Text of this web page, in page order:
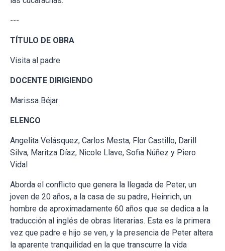
---
TÍTULO DE OBRA
Visita al padre
DOCENTE DIRIGIENDO
Marissa Béjar
ELENCO
Angelita Velásquez, Carlos Mesta, Flor Castillo, Darill
Silva, Maritza Díaz, Nicole Llave, Sofia Núñez y Piero
Vidal
Aborda el conflicto que genera la llegada de Peter, un
joven de 20 años, a la casa de su padre, Heinrich, un
hombre de aproximadamente 60 años que se dedica a la
traducción al inglés de obras literarias. Esta es la primera
vez que padre e hijo se ven, y la presencia de Peter altera
la aparente tranquilidad en la que transcurre la vida